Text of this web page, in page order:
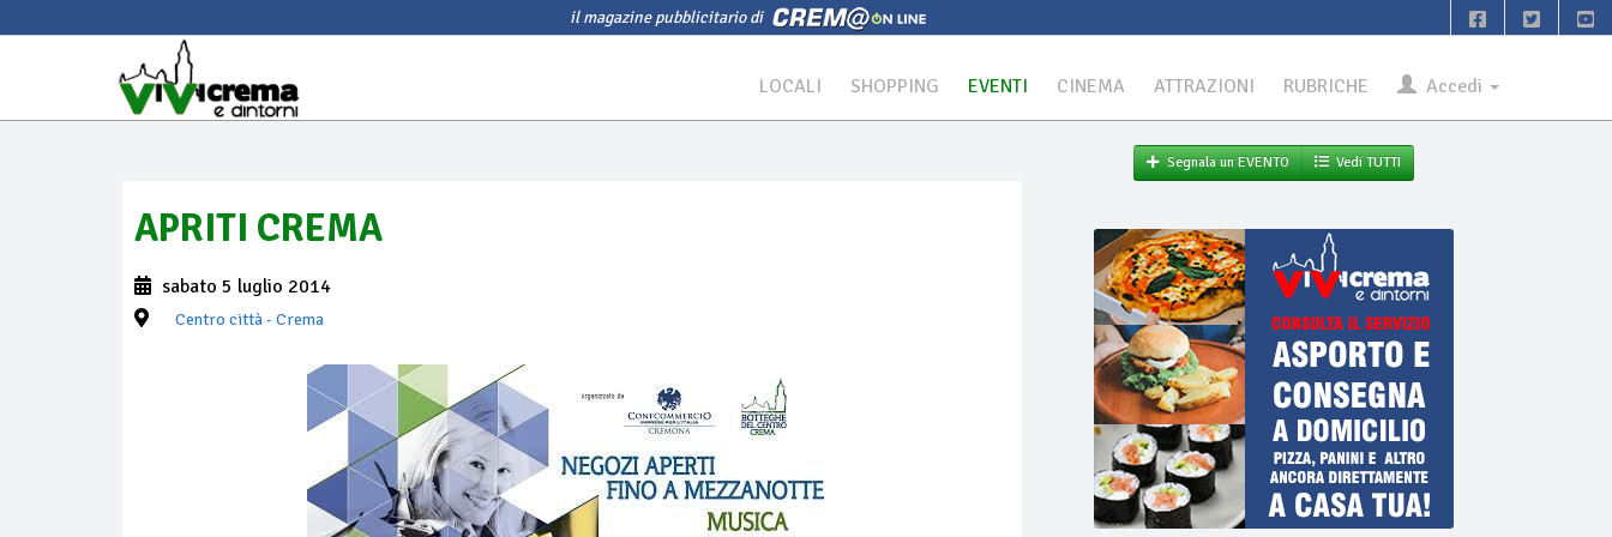
il magazine pubblicitario di
LOCALI SHOPPING EVENTI CINEMA ATTRAZIONI RUBRICHE Accedi
APRITI CREMA
sabato 5 luglio 2014
Centro città- Crema
Segnala un EVENTO Vedi TUTTI